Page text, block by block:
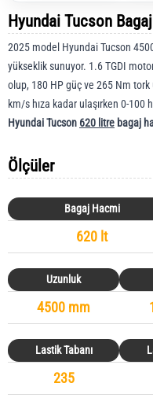
Hyundai Tucson
2025 model Hyundai Tucson
yükseklik sunuyor. 1.6 TGDI
olup, 180 HP güç ve 265 Nm
km/s hıza kadar ulaşırken 0-100
Hyundai Tucson 620 litre bagaj
Ölçüler
Bagaj Hacmi
620 lt
Uzunluk
4500 mm
Lastik Tabanı
235